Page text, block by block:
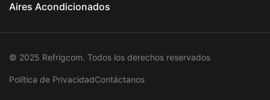
Aires Acondicionados
© 2025 Refrigcom. Todos los derechos reservados
Política de PrivacidadContáctanos